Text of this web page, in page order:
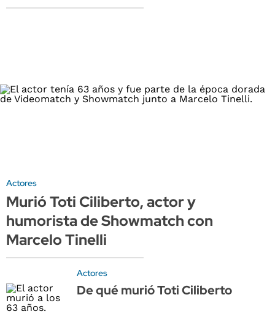
Actores
Murió Toti Ciliberto, actor y
humorista de Showmatch con
Marcelo Tinelli
Actores
De qué murió Toti Ciliberto